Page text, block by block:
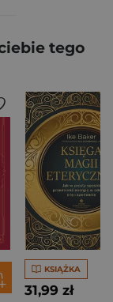
tego
KSIĄŻKA
31,99 zł